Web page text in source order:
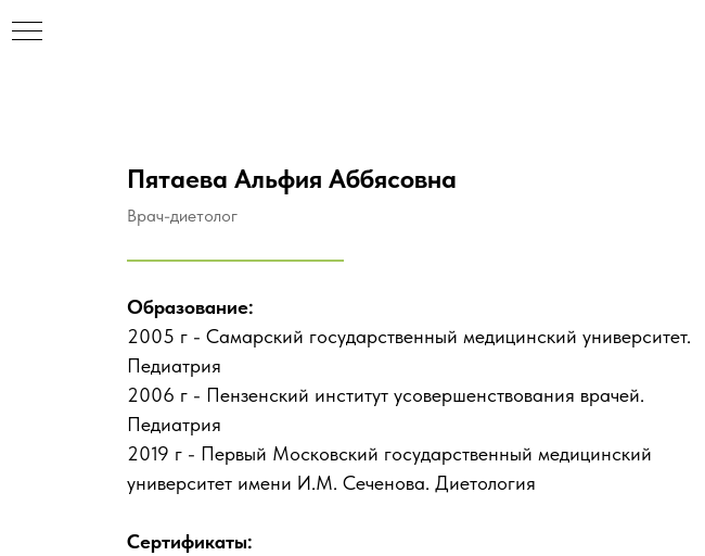
Пятаева Альфия Аббясовна
Врач-диетолог
Образование:
2005 г - Самарский государственный медицинский университет.
Педиатрия
2006 г - Пензенский институт усовершенствования врачей.
Педиатрия
2019 г - Первый Московский государственный медицинский
университет имени И.М. Сеченова. Диетология
Сертификаты: